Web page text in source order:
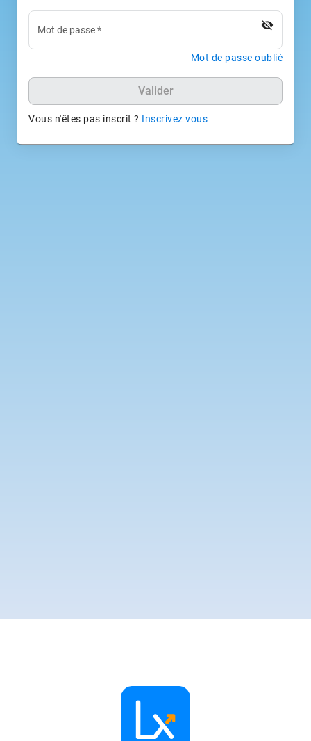
Mot de passe* visibility_off
Mot de passe oublié
Valider
Vous n'êtes pas inscrit ? Inscrivez vous